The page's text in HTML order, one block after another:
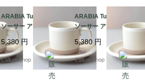
ARABIA Tupa カップ&
ソーサー アラビア トゥ
パ フィンランド 北欧
北欧食器 陶器 アンティ
ーク ヴィンテージ_it44
89
5,380円
Callum shop
ARABIA Tupa カップ&
ソーサー アラビア トゥ
パ フィンランド 北欧
北欧食器 陶器 アンティ
ーク ヴィンテージ_it44
88
5,380 円
Callum shop